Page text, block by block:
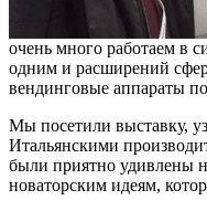
очень много работаем в
одним и расширений
вендинговые аппараты по
Мы посетили выставку,
Итальянскими
были приятно удивлены
новаторским идеям,